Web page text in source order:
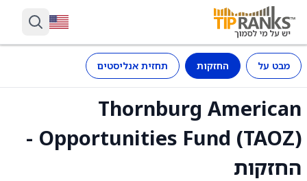
מבט על החזקות תחזית אנליסטים
Thornburg American
Opportunities Fund (TAOZ) -
החזקות